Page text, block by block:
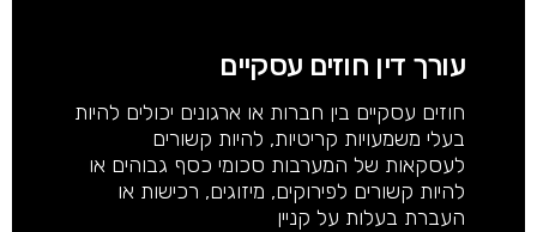
עורך דין חוזים עסקיים
חוזים עסקיים בין חברות או ארגונים יכולים להיות
בעלי משמעויות קריטיות, להיות קשורים
לעסקאות של המערבות סכומי כסף גבוהים או
להיות קשורים לפירוקים, מיזוגים, רכישות או
העברת בעלות על קניין